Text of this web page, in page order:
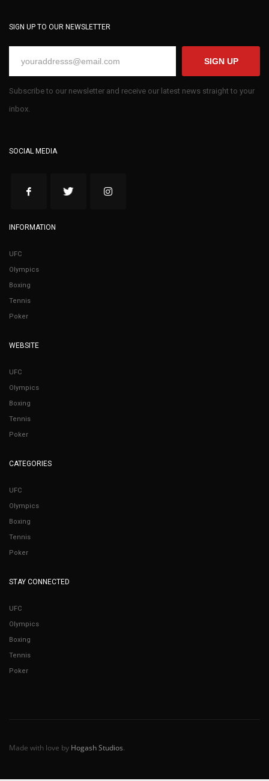
SIGN UP TO OUR NEWSLETTER
SIGN UP
Subscribe to our newsletter and receive our latest news straight to your
inbox.
SOCIAL MEDIA
INFORMATION
UFC
Olympics
Boxing
Tennis
Poker
WEBSITE
UFC
Olympics
Boxing
Tennis
Poker
CATEGORIES
UFC
Olympics
Boxing
Tennis
Poker
STAY CONNECTED
UFC
Olympics
Boxing
Tennis
Poker
Made with love by Hogash Studios.